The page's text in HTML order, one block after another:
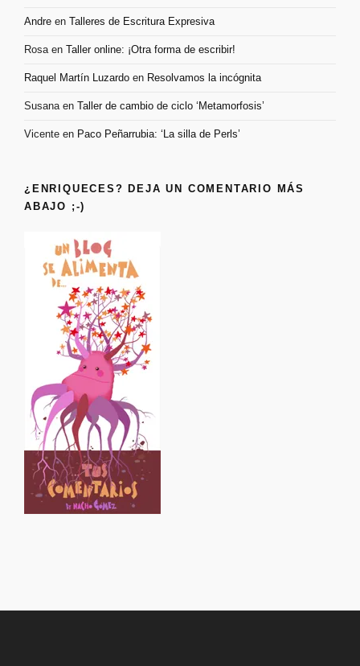
Andre en Talleres de Escritura Expresiva
Rosaen Taller online: ¡Otra forma de escribir!
Raquel Martín Luzardo en Resolvamos la incógnita
Susanaen Taller de cambio de ciclo ‘Metamorfosis’
Vicente en Paco Peñarrubia: ‘La silla de Perls’
¿ENRIQUECES? DEJA UN COMENTARIO MÁS
ABAJO ;-)